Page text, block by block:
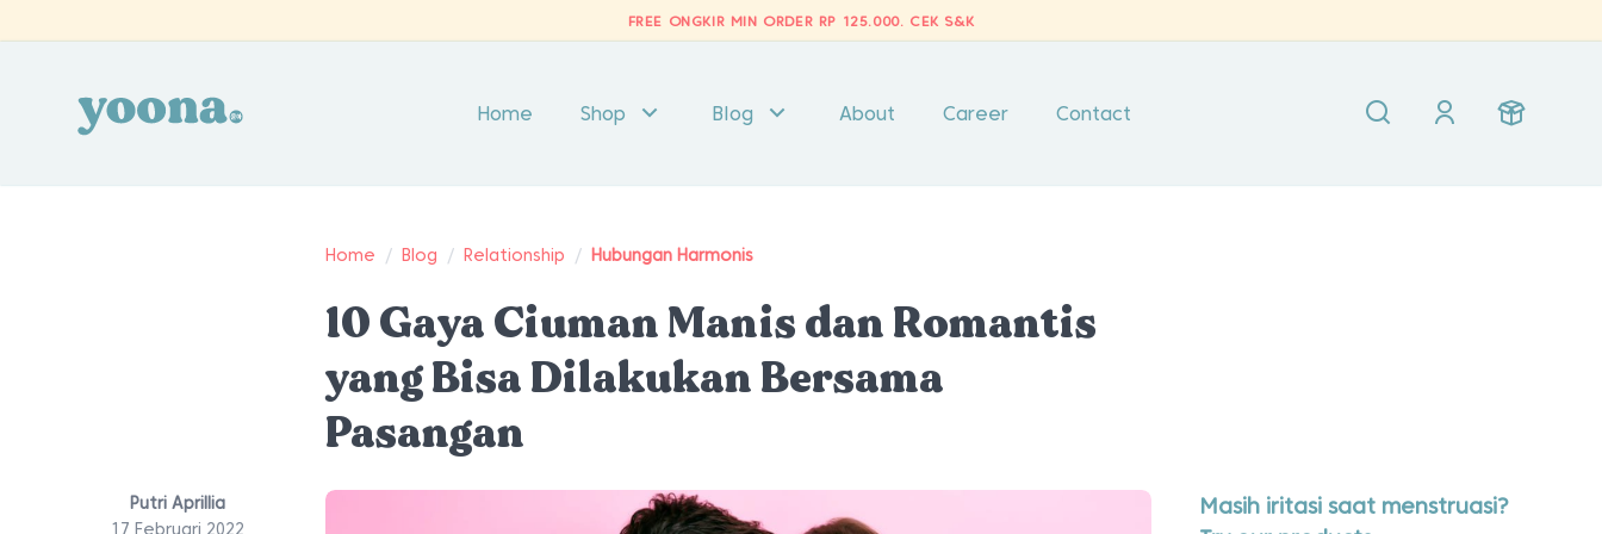
FREE ONGKIR MIN ORDER RP 125.000. CEK S&K
Home Shop Blog About Career Contact
Home / Blog / Relationship / Hubungan Harmonis
10 Gaya Ciuman Manis dan Romantis
yang Bisa Dilakukan Bersama
Pasangan
Putri Aprillia
17 Februari 2022
Masih iritasi saat menstruasi?